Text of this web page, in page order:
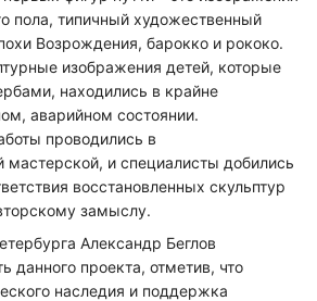
пола, типичный художественный
Возрождения, барокко и рококо.
изображения детей, которые
находились в крайне
аварийном состоянии.
проводились в
мастерской, и специалисты добились
восстановленных скульптур
замыслу.
Александр Беглов
данного проекта, отметив, что
наследия и поддержка